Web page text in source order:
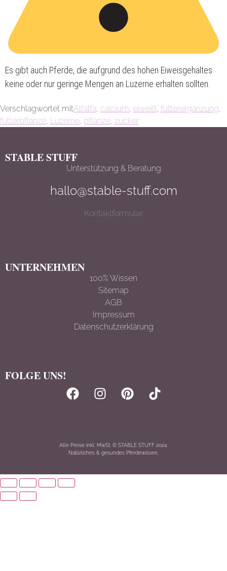
Es gibt auch Pferde, die aufgrund des hohen Eiweisgehaltes
keine oder nur geringe Mengen an Luzerne erhalten sollten.
Verschlagwortet mitAlfalfa, calcium, eiweiß, futterergänzung,
futterpflanze, Luzerne, pflanze, zucker
STABLE STUFF
Unterstützung & Beratung
hallo@stable-stuff.com
Kontaktformular
UNTERNEHMEN
100% Wissen
Sitemap
AGB
Impressum
Datenschutzerklärung
FOLGE UNS!
Alle Preise inkl. MwSt. © STABLE STUFF 2024.
Natürliches & gesundes Pferdewissen.